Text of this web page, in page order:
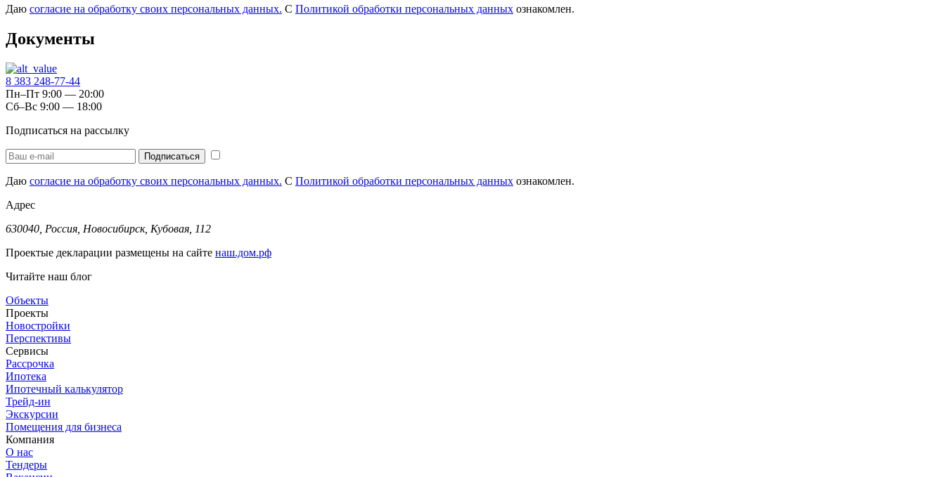
Даю согласие на обработку своих персональных данных. С Политикой обработки персональных данных ознакомлен.
Документы
8 383 248-77-44
Пн–Пт 9:00 — 20:00
Сб–Вс 9:00 — 18:00
Подписаться на рассылку
Даю согласие на обработку своих персональных данных. С Политикой обработки персональных данных ознакомлен.
Адрес
630040, Россия, Новосибирск, Кубовая, 112
Проектые декларации размещены на сайте наш.дом.рф
Читайте наш блог
Объекты
Проекты
Новостройки
Перспективы
Сервисы
Рассрочка
Ипотека
Ипотечный калькулятор
Трейд-ин
Экскурсии
Помещения для бизнеса
Компания
О нас
Тендеры